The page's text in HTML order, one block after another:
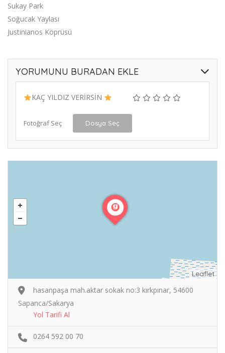
Sukay Park
Soğucak Yaylası
Justinianos Köprüsü
YORUMUNU BURADAN EKLE
KAÇ YILDIZ VERİRSİN
Fotoğraf Seç Dosya Seç
Leaflet
hasanpaşa mah.aktar sokak no:3 kırkpınar, 54600
Sapanca/Sakarya
Yol Tarifi Al
0264 592 00 70